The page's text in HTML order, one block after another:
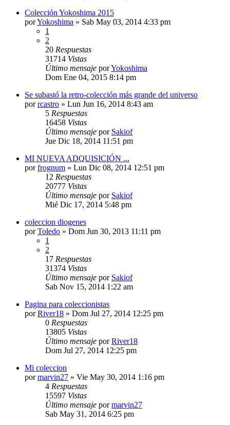
Colección Yokoshima 2015
porYokoshima » Sab May 03, 2014 4:33 pm
1
2
20 Respuestas
31714 Vistas
Último mensaje porYokoshima
Dom Ene 04, 2015 8:14 pm
Se subastó la retro-colección más grande del universo
porrcastro » Lun Jun 16, 2014 8:43 am
5 Respuestas
16458 Vistas
Último mensaje por Sakiof
Jue Dic 18, 2014 11:51 pm
MI NUEVA ADQUISICIÓN ...
porfrognum » Lun Dic 08, 2014 12:51 pm
12 Respuestas
20777 Vistas
Último mensaje por Sakiof
Mié Dic 17, 2014 5:48 pm
coleccion diogenes
porToledo » Dom Jun 30, 2013 11:11 pm
1
2
17 Respuestas
31374 Vistas
Último mensaje por Sakiof
Sab Nov 15, 2014 1:22 am
Pagina para coleccionistas
porRiver18 » Dom Jul 27, 2014 12:25 pm
0 Respuestas
13805 Vistas
Último mensaje porRiver18
Dom Jul 27, 2014 12:25 pm
Mi coleccion
pormarvin27 » Vie May 30, 2014 1:16 pm
4 Respuestas
15597 Vistas
Último mensaje pormarvin27
Sab May 31, 2014 6:25 pm